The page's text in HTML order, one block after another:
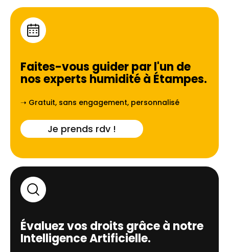
Faites-vous guider par l'un de
nos experts humidité à Étampes.
➝ Gratuit, sans engagement, personnalisé
Je prends rdv !
Évaluez vos droits grâce à notre
Intelligence Artificielle.